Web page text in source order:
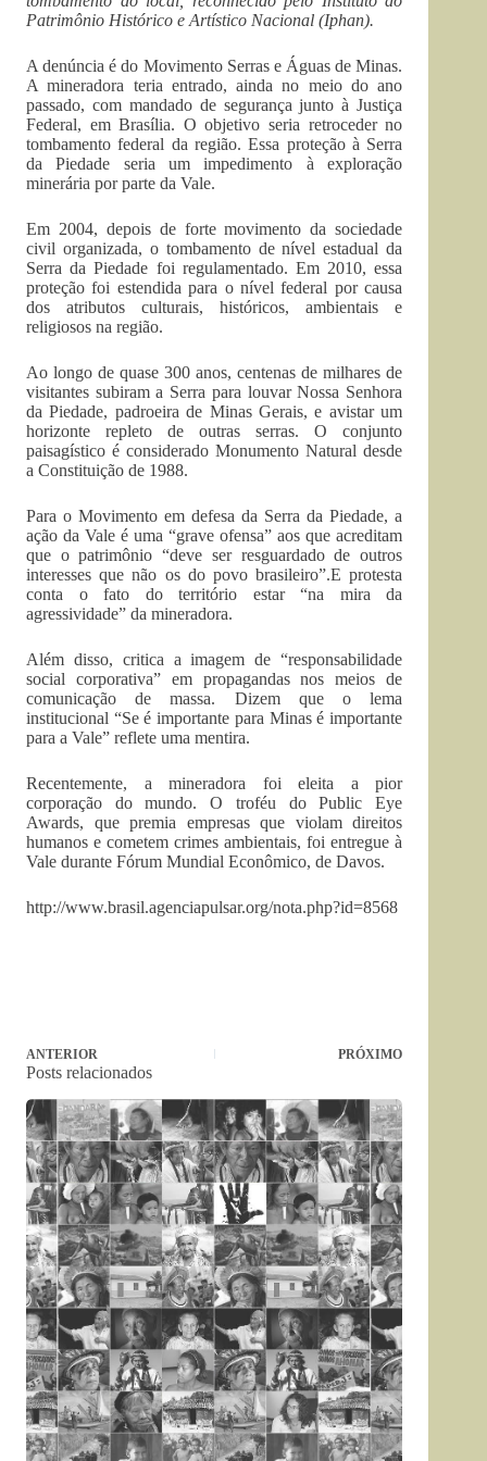
Patrimônio Histórico e Artístico Nacional (Iphan).
A denúncia é do Movimento Serras e Águas de Minas.
A mineradora teria entrado, ainda no meio do ano
passado, com mandado de segurança junto à Justiça
Federal, em Brasília. O objetivo seria retroceder no
tombamento federal da região. Essa proteção à Serra
da Piedade seria um impedimento à exploração
minerária por parte da Vale.
Em 2004, depois de forte movimento da sociedade
civil organizada, o tombamento de nível estadual da
Serra da Piedade foi regulamentado. Em 2010, essa
proteção foi estendida para o nível federal por causa
dos atributos culturais, históricos, ambientais e
religiosos na região.
Ao longo de quase 300 anos, centenas de milhares de
visitantes subiram a Serra para louvar Nossa Senhora
da Piedade, padroeira de Minas Gerais, e avistar um
horizonte repleto de outras serras. O conjunto
paisagístico é considerado Monumento Natural desde
a Constituição de 1988.
Para o Movimento em defesa da Serra da Piedade, a
ação da Vale é uma “grave ofensa” aos que acreditam
que o patrimônio “deve ser resguardado de outros
interesses que não os do povo brasileiro”.E protesta
conta o fato do território estar “na mira da
agressividade” da mineradora.
Além disso, critica a imagem de “responsabilidade
social corporativa” em propagandas nos meios de
comunicação de massa. Dizem que o lema
institucional “Se é importante para Minas é importante
para a Vale” reflete uma mentira.
Recentemente, a mineradora foi eleita a pior
corporação do mundo. O troféu do Public Eye
Awards, que premia empresas que violam direitos
humanos e cometem crimes ambientais, foi entregue à
Vale durante Fórum Mundial Econômico, de Davos.
http://www.brasil.agenciapulsar.org/nota.php?id=8568
ANTERIOR PRÓXIMO
Posts relacionados